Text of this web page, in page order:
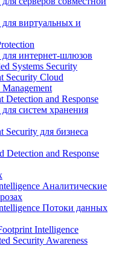
виртуальных и
интернет-шлюзов
Systems Security
Security Cloud
Detection and Response
систем хранения
Security для бизнеса
Detection and Response
Аналитические
Потоки данных
Intelligence
Security Awareness